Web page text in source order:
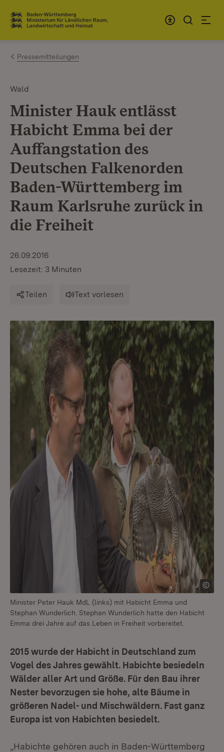
Zum Inhalt springen
Link zur Startseite
Pressemitteilungen
Wald
Minister Hauk entlässt
Habicht Emma bei der
Auffangstation des
Deutschen Falkenorden
Baden-Württemberg im
Raum Karlsruhe zurück in
die Freiheit
26.09.2016
Lesezeit: 3 Minuten
Teilen Text vorlesen
Minister Peter Hauk MdL (links) mit Habicht Emma und
Stephan Wunderlich. Stephan Wunderlich hatte den Habicht
Emma drei Jahre auf das Leben in Freiheit vorbereitet.
2015 wurde der Habicht in Deutschland zum
Vogel des Jahres gewählt. Habichte besiedeln
Wälder aller Art und Größe. Für den Bau ihrer
Nester bevorzugen sie hohe, alte Bäume in
größeren Nadel- und Mischwäldern. Fast ganz
Europa ist von Habichten besiedelt.
„Habichte gehören auch in Baden-Württemberg